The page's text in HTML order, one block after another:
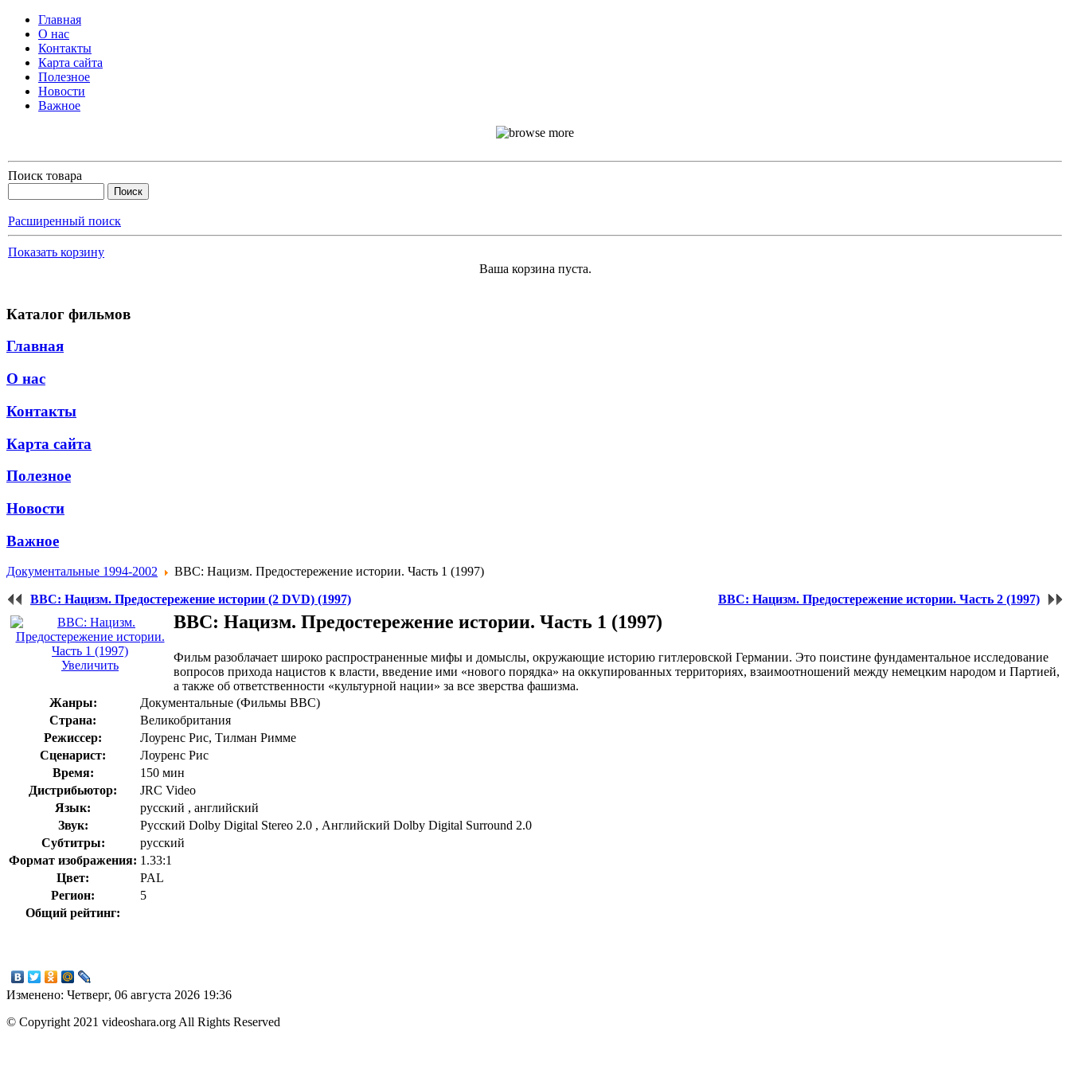
Главная
О нас
Контакты
Карта сайта
Полезное
Новости
Важное
Поиск товара
Расширенный поиск
Показать корзину
Ваша корзина пуста.
Каталог фильмов
Главная
О нас
Контакты
Карта сайта
Полезное
Новости
Важное
Документальные 1994-2002 BBC: Нацизм. Предостережение истории. Часть 1 (1997)
BBC: Нацизм. Предостережение истории (2 DVD) (1997) BBC: Нацизм. Предостережение истории. Часть 2 (1997)
Увеличить
BBC: Нацизм. Предостережение истории. Часть 1 (1997)
Фильм разоблачает широко распространенные мифы и домыслы, окружающие историю гитлеровской Германии. Это поистине фундаментальное исследование
вопросов прихода нацистов к власти, введение ими «нового порядка» на оккупированных территориях, взаимоотношений между немецким народом и Партией,
а также об ответственности «культурной нации» за все зверства фашизма.
Жанры:
Документальные (Фильмы BBC)
Страна:
Великобритания
Режиссер:
Лоуренс Рис, Тилман Римме
Сценарист:
Лоуренс Рис
Время:
150 мин
Дистрибьютор:
JRC Video
Язык:
русский , английский
Звук:
Русский Dolby Digital Stereo 2.0 , Английский Dolby Digital Surround 2.0
Субтитры:
русский
Формат изображения: 1.33:1
Цвет:
PAL
Регион:
5
Общий рейтинг:
Изменено: Четверг, 06 августа 2026 19:36
© Copyright 2021 videoshara.org All Rights Reserved